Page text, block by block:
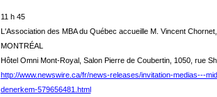
11 h 45
L'Association des MBA du Québec accueille M. Vincent
MONTRÉAL
Hôtel Omni Mont-Royal, Salon Pierre de Coubertin, 1050, rue
http://www.newswire.ca/fr/news-releases/invitation-medias---
denerkem-579656481.html